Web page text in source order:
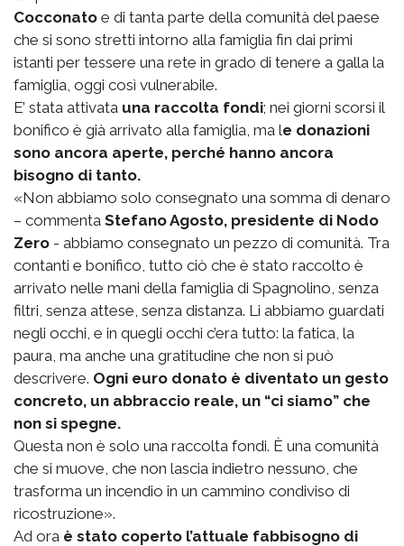
Cocconato e di tanta parte della comunità del paese
che si sono stretti intorno alla famiglia fin dai primi
istanti per tessere una rete in grado di tenere a galla la
famiglia, oggi così vulnerabile.
E’ stata attivata una raccolta fondi; nei giorni scorsi il
bonifico è già arrivato alla famiglia, ma le donazioni
sono ancora aperte, perché hanno ancora
bisogno di tanto.
«Non abbiamo solo consegnato una somma di denaro
– commenta Stefano Agosto, presidente di Nodo
Zero - abbiamo consegnato un pezzo di comunità. Tra
contanti e bonifico, tutto ciò che è stato raccolto è
arrivato nelle mani della famiglia di Spagnolino, senza
filtri, senza attese, senza distanza. Li abbiamo guardati
negli occhi, e in quegli occhi c’era tutto: la fatica, la
paura, ma anche una gratitudine che non si può
descrivere. Ogni euro donato è diventato un gesto
concreto, un abbraccio reale, un “ci siamo” che
non si spegne.
Questa non è solo una raccolta fondi. È una comunità
che si muove, che non lascia indietro nessuno, che
trasforma un incendio in un cammino condiviso di
ricostruzione».
Ad ora è stato coperto l’attuale fabbisogno di